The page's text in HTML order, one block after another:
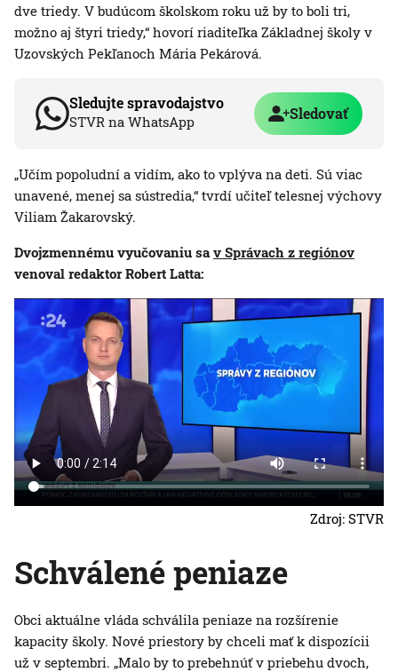
dve triedy. V budúcom školskom roku už by to boli tri,
možno aj štyri triedy,“ hovorí riaditeľka Základnej školy v
Uzovských Pekľanoch Mária Pekárová.
Sledujte spravodajstvo
STVR na WhatsApp Sledovať
„Učím popoludní a vidím, ako to vplýva na deti. Sú viac
unavené, menej sa sústredia,“ tvrdí učiteľ telesnej výchovy
Viliam Žakarovský.
Dvojzmennému vyučovaniu sa v Správach z regiónov
venoval redaktor Robert Latta:
Zdroj: STVR
Schválené peniaze
Obci aktuálne vláda schválila peniaze na rozšírenie
kapacity školy. Nové priestory by chceli mať k dispozícii
už v septembri. „Malo by to prebehnúť v priebehu dvoch,